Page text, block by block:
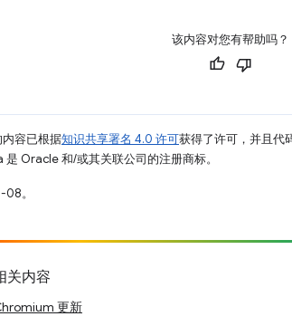
该内容对您有帮助吗？
容已根据知识共享署名 4.0 许可获得了许可，并且代
是 Oracle 和/或其关联公司的注册商标。
。
关内容
更新